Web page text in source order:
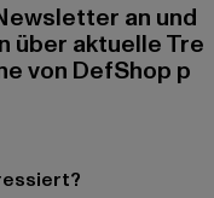
an und
über aktuelle Tre
von DefShop p